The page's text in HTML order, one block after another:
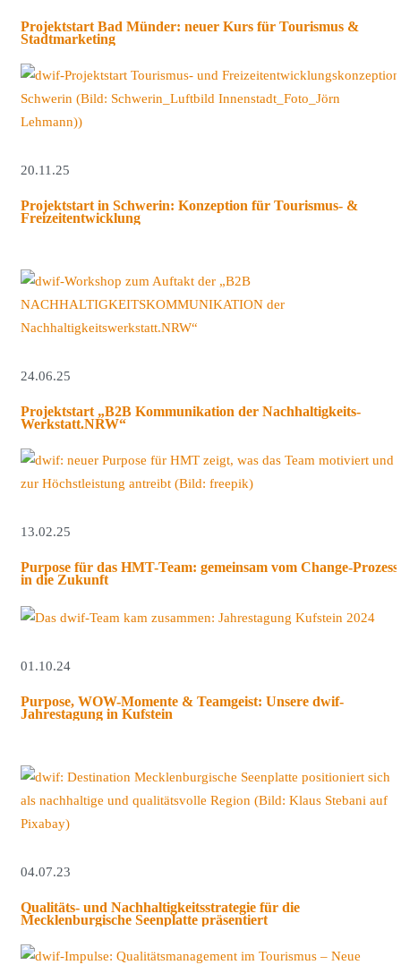
Projektstart Bad Münder: neuer Kurs für Tourismus &
Stadtmarketing
20.11.25
Projektstart in Schwerin: Konzeption für Tourismus- &
Freizeitentwicklung
24.06.25
Projektstart „B2B Kommunikation der Nachhaltigkeits-
Werkstatt.NRW“
13.02.25
Purpose für das HMT-Team: gemeinsam vom Change-Prozess
in die Zukunft
01.10.24
Purpose, WOW-Momente & Teamgeist: Unsere dwif-
Jahrestagung in Kufstein
04.07.23
Qualitäts- und Nachhaltigkeitsstrategie für die
Mecklenburgische Seenplatte präsentiert